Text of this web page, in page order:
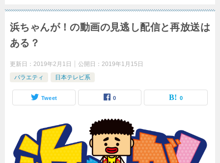
浜ちゃんが！の動画の見逃し配信と再放送は
ある？
更新日： 2019年2月1日 公開日： 2019年1月15日
バラエティ
日本テレビ系
Tweet 0 0